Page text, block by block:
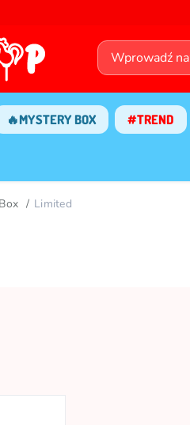
🔥MYSTERY BOX #TREND
Limited